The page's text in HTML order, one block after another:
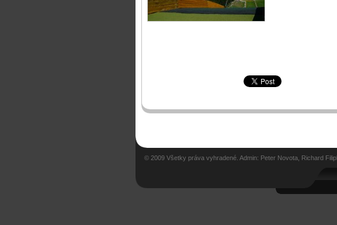
© 2009 Všetky práva vyhradené. Admin: Peter Novota, Richard